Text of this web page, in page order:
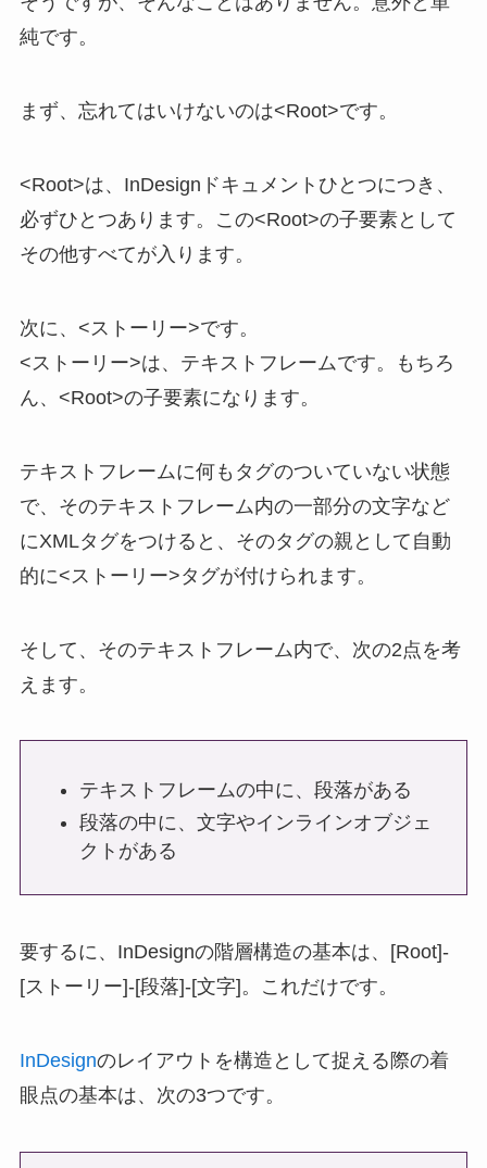
純です。
まず、忘れてはいけないのは<Root>です。
<Root>は、InDesignドキュメントひとつにつき、
必ずひとつあります。この<Root>の子要素として
その他すべてが入ります。
次に、<ストーリー>です。
<ストーリー>は、テキストフレームです。もちろ
ん、<Root>の子要素になります。
テキストフレームに何もタグのついていない状態
で、そのテキストフレーム内の一部分の文字など
にXMLタグをつけると、そのタグの親として自動
的に<ストーリー>タグが付けられます。
そして、そのテキストフレーム内で、次の2点を考
えます。
テキストフレームの中に、段落がある
段落の中に、文字やインラインオブジェ
クトがある
要するに、InDesignの階層構造の基本は、[Root]-
[ストーリー]-[段落]-[文字]。これだけです。
InDesignのレイアウトを構造として捉える際の着
眼点の基本は、次の3つです。